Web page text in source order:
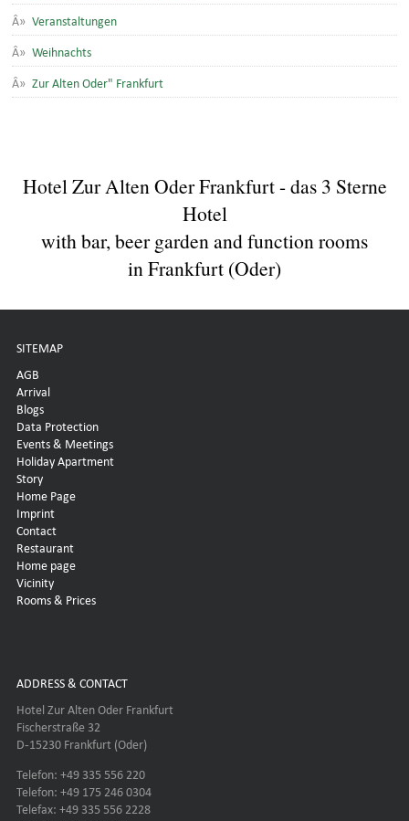
Veranstaltungen
Weihnachts
Zur Alten Oder" Frankfurt
Hotel Zur Alten Oder Frankfurt - das 3 Sterne
Hotel
with bar, beer garden and function rooms
in Frankfurt (Oder)
SITEMAP
AGB
Arrival
Blogs
Data Protection
Events & Meetings
Holiday Apartment
Story
Home Page
Imprint
Contact
Restaurant
Home page
Vicinity
Rooms & Prices
ADDRESS & CONTACT
Hotel Zur Alten Oder Frankfurt
Fischerstraße 32
D-15230 Frankfurt (Oder)
Telefon: +49 335 556 220
Telefon: +49 175 246 0304
Telefax: +49 335 556 2228